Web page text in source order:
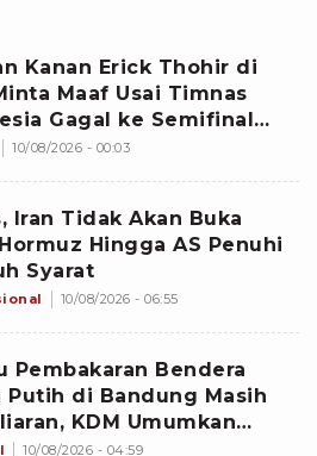
Kanan Erick Thohir di
Maaf Usai Timnas
Gagal ke Semifinal
2026: Jangan Hujat
10/08/2026 - 00:03
Iran Tidak Akan Buka
Hingga AS Penuhi
Syarat
10/08/2026 - 06:55
Pembakaran Bendera
Putih di Bandung Masih
KDM Umumkan
Berhadiah
10/08/2026 - 04:59